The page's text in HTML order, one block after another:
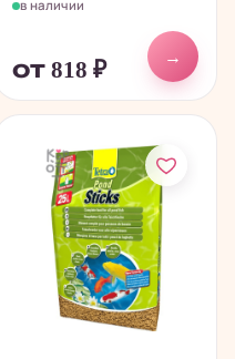
в наличии
от 818 ₽
→